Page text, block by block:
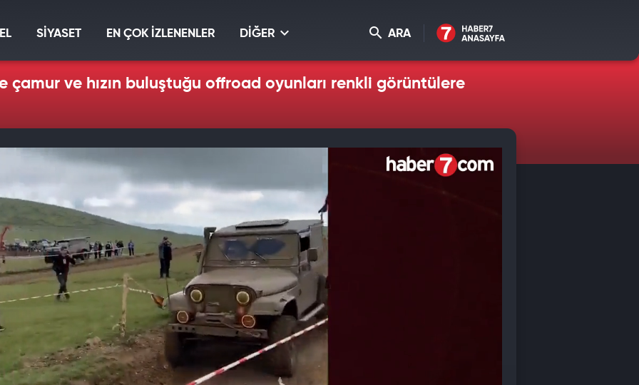
SİYASET EN ÇOK İZLENENLER DİĞER ARA
çamur ve hızın buluştuğu offroad oyunları renkli görüntülere